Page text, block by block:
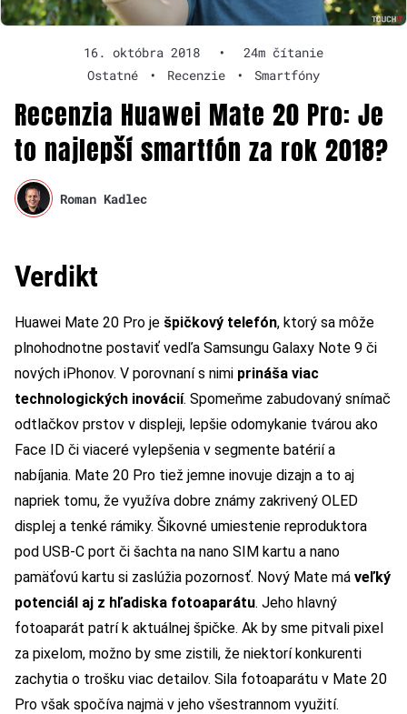
16. októbra 2018 •
24m čítanie
Ostatné
• Recenzie • Smartfóny
Recenzia Huawei Mate 20 Pro: Je
to najlepší smartfón za rok 2018?
Roman Kadlec
Verdikt
Huawei Mate 20 Pro je špičkový telefón, ktorý sa môže
plnohodnotne postaviť vedľa Samsungu Galaxy Note 9 či
nových iPhonov. V porovnaní s nimi prináša viac
technologických inovácií. Spomeňme zabudovaný snímač
odtlačkov prstov v displeji, lepšie odomykanie tvárou ako
Face ID či viaceré vylepšenia v segmente batérií a
nabíjania. Mate 20 Pro tiež jemne inovuje dizajn a to aj
napriek tomu, že využíva dobre známy zakrivený OLED
displej a tenké rámiky. Šikovné umiestenie reproduktora
pod USB-C port či šachta na nano SIM kartu a nano
pamäťovú kartu si zaslúžia pozornosť. Nový Mate má veľký
potenciál aj z hľadiska fotoaparátu. Jeho hlavný
fotoaparát patrí k aktuálnej špičke. Ak by sme pitvali pixel
za pixelom, možno by sme zistili, že niektorí konkurenti
zachytia o trošku viac detailov. Sila fotoaparátu v Mate 20
Pro však spočíva najmä v jeho všestrannom využití.